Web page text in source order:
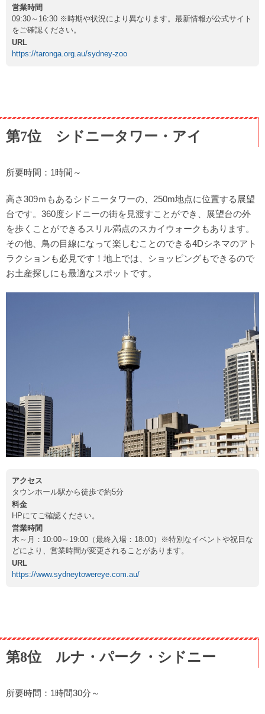
営業時間
09:30～16:30 ※時期や状況により異なります。最新情報が公式サイト
をご確認ください。
URL
https://taronga.org.au/sydney-zoo
第7位 シドニータワー・アイ
所要時間：1時間～
高さ309ｍもあるシドニータワーの、250m地点に位置する展望
台です。360度シドニーの街を見渡すことができ、展望台の外
を歩くことができるスリル満点のスカイウォークもあります。
その他、鳥の目線になって楽しむことのできる4Dシネマのアト
ラクションも必見です！地上では、ショッピングもできるので
お土産探しにも最適なスポットです。
アクセス
タウンホール駅から徒歩で約5分
料金
HPにてご確認ください。
営業時間
木～月：10:00～19:00（最終入場：18:00）※特別なイベントや祝日な
どにより、営業時間が変更されることがあります。
URL
https://www.sydneytowereye.com.au/
第8位 ルナ・パーク・シドニー
所要時間：1時間30分～